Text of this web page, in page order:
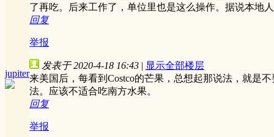
了再吃。后来工作了，单位里也是这么操作。据说本地
回复
举报
jupiter
发表于 2020-4-18 16:43 | 显示全部楼层
来美国后，每看到Costco的芒果，总想起那说法，就是
法。应该不适合吃南方水果。
回复
举报